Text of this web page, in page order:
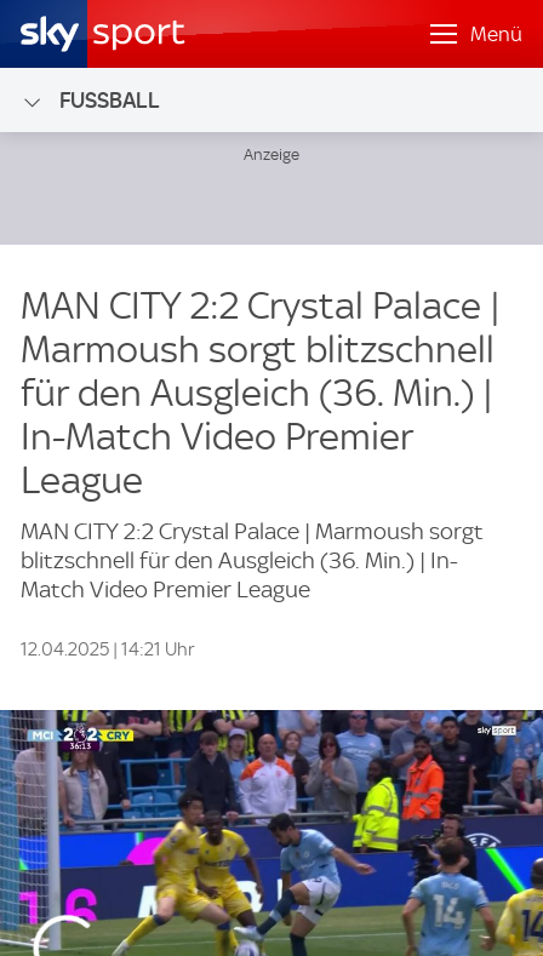
Menü
FUSSBALL
MAN CITY 2:2 Crystal Palace |
Marmoush sorgt blitzschnell
für den Ausgleich (36. Min.) |
In-Match Video Premier
League
MAN CITY 2:2 Crystal Palace | Marmoush sorgt
blitzschnell für den Ausgleich (36. Min.) | In-
Match Video Premier League
12.04.2025 | 14:21 Uhr